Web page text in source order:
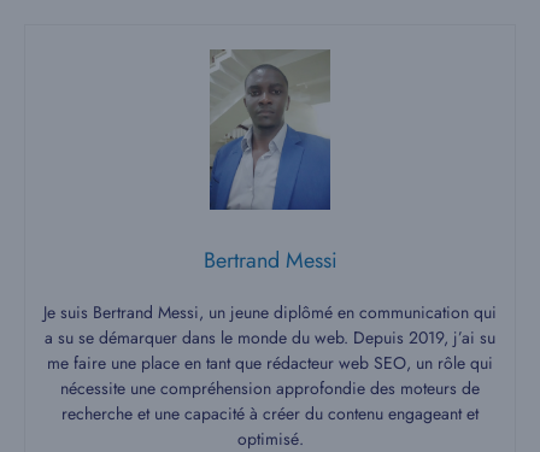
Bertrand Messi
Je suis Bertrand Messi, un jeune diplômé en communication qui
a su se démarquer dans le monde du web. Depuis 2019, j’ai su
me faire une place en tant que rédacteur web SEO, un rôle qui
nécessite une compréhension approfondie des moteurs de
recherche et une capacité à créer du contenu engageant et
optimisé.